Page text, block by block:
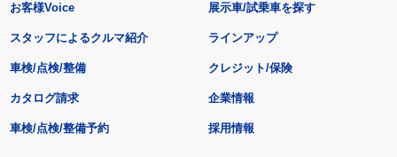
お客様Voice
スタッフによるクルマ紹介
展示車/試乗車を探す
ラインアップ
車検/点検/整備 クレジット/保険
カタログ請求
車検/点検/整備予約
企業情報
採用情報